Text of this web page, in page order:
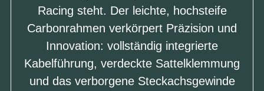
Racing steht. Der leichte, hochsteife
Carbonrahmen verkörpert Präzision und
Innovation: vollständig integrierte
Kabelführung, verdeckte Sattelklemmung
und das verborgene Steckachsgewinde